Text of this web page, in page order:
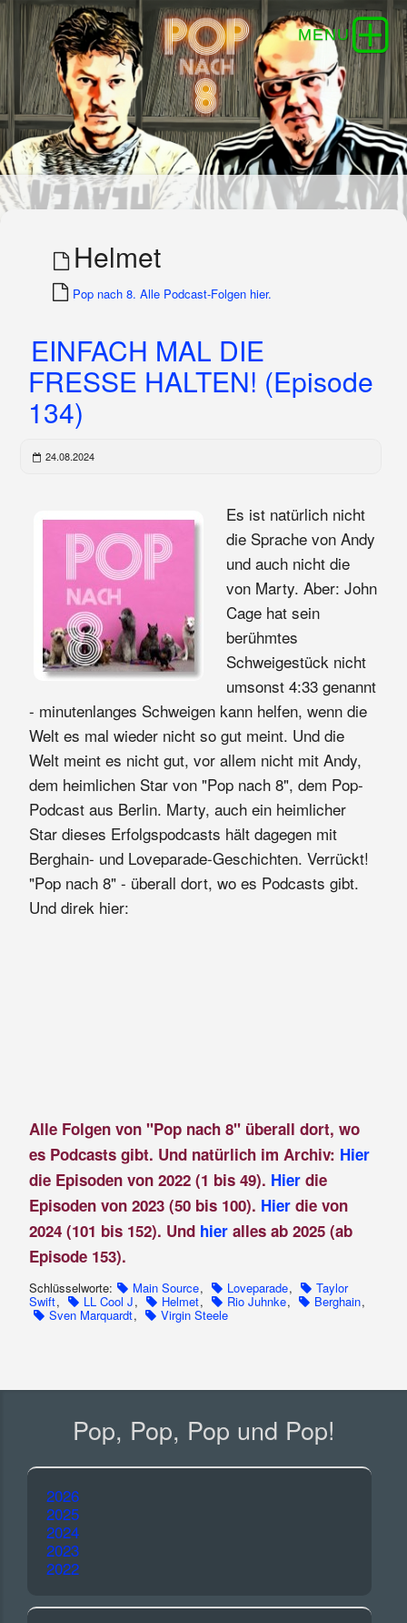
Helmet
Pop nach 8. Alle Podcast-Folgen hier.
EINFACH MAL DIE
FRESSE HALTEN! (Episode
134)
24.08.2024
Es ist natürlich nicht
die Sprache von Andy
und auch nicht die
von Marty. Aber: John
Cage hat sein
berühmtes
Schweigestück nicht
umsonst 4:33 genannt
- minutenlanges Schweigen kann helfen, wenn die
Welt es mal wieder nicht so gut meint. Und die
Welt meint es nicht gut, vor allem nicht mit Andy,
dem heimlichen Star von "Pop nach 8", dem Pop-
Podcast aus Berlin. Marty, auch ein heimlicher
Star dieses Erfolgspodcasts hält dagegen mit
Berghain- und Loveparade-Geschichten. Verrückt!
"Pop nach 8" - überall dort, wo es Podcasts gibt.
Und direk hier:
Alle Folgen von "Pop nach 8" überall dort, wo
es Podcasts gibt. Und natürlich im Archiv: Hier
die Episoden von 2022 (1 bis 49). Hierdie
Episoden von 2023 (50 bis 100). Hier die von
2024 (101 bis 152). Und hier alles ab 2025 (ab
Episode 153).
Schlüsselworte: Main Source, Loveparade, Taylor
Swift, LL Cool J, Helmet, Rio Juhnke, Berghain,
Sven Marquardt, Virgin Steele
Pop, Pop, Pop und Pop!
2026
2025
2024
2023
2022